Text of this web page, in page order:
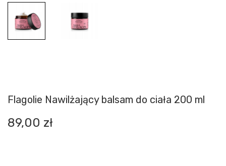
Flagolie Nawilżający balsam do ciała 200 ml
89,00 zł